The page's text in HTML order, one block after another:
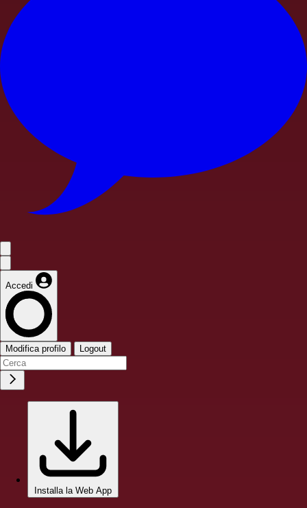
Accedi
Modifica profilo Logout
Installa la Web App